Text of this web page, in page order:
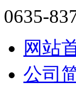
0635-
网站
公司